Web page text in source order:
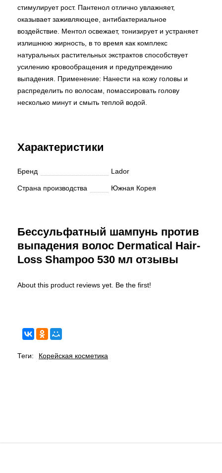
стимулирует рост. Пантенол отлично увлажняет,
оказывает заживляющее, антибактериальное
воздействие. Ментол освежает, тонизирует и устраняет
излишнюю жирность, в то время как комплекс
натуральных растительных экстрактов способствует
усилению кровообращения и предупреждению
выпадения. Применение: Нанести на кожу головы и
распределить по волосам, помассировать голову
несколько минут и смыть теплой водой.
Характеристики
Бренд Lador
Страна производства Южная Корея
Бессульфатный шампунь против
выпадения волос Dermatical Hair-
Loss Shampoo 530 мл отзывы
About this product reviews yet. Be the first!
Теги: Корейская косметика